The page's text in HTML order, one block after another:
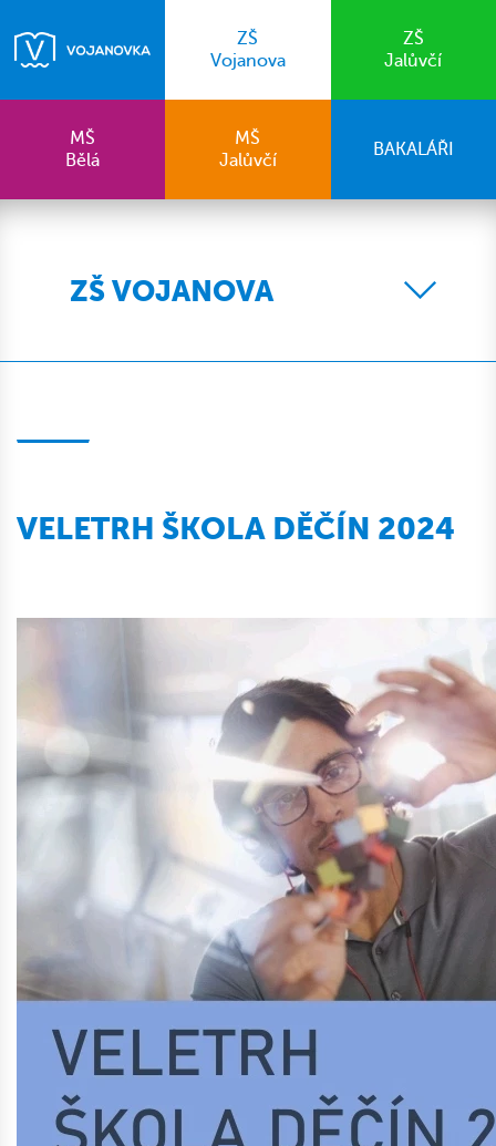
ZŠ
Vojanova
ZŠ
Jalůvčí
MŠ
Bělá
MŠ
Jalůvčí
BAKALÁŘI
ZŠ VOJANOVA
VELETRH ŠKOLA DĚČÍN 2024